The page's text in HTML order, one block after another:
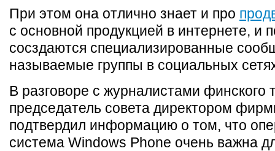
При этом она отлично знает и про
с основной продукцией в интернете, и
сосздаются специализированные
называемые группы в социальных
В разговоре с журналистами финского
председатель совета директором
подтвердил информацию о том, что
система Windows Phone очень важна